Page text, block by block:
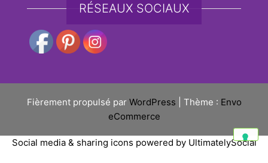
RÉSEAUX SOCIAUX
Fièrement propulsé par WordPress Thème : Envo
eCommerce
Social media & sharing icons powered by UltimatelySocial